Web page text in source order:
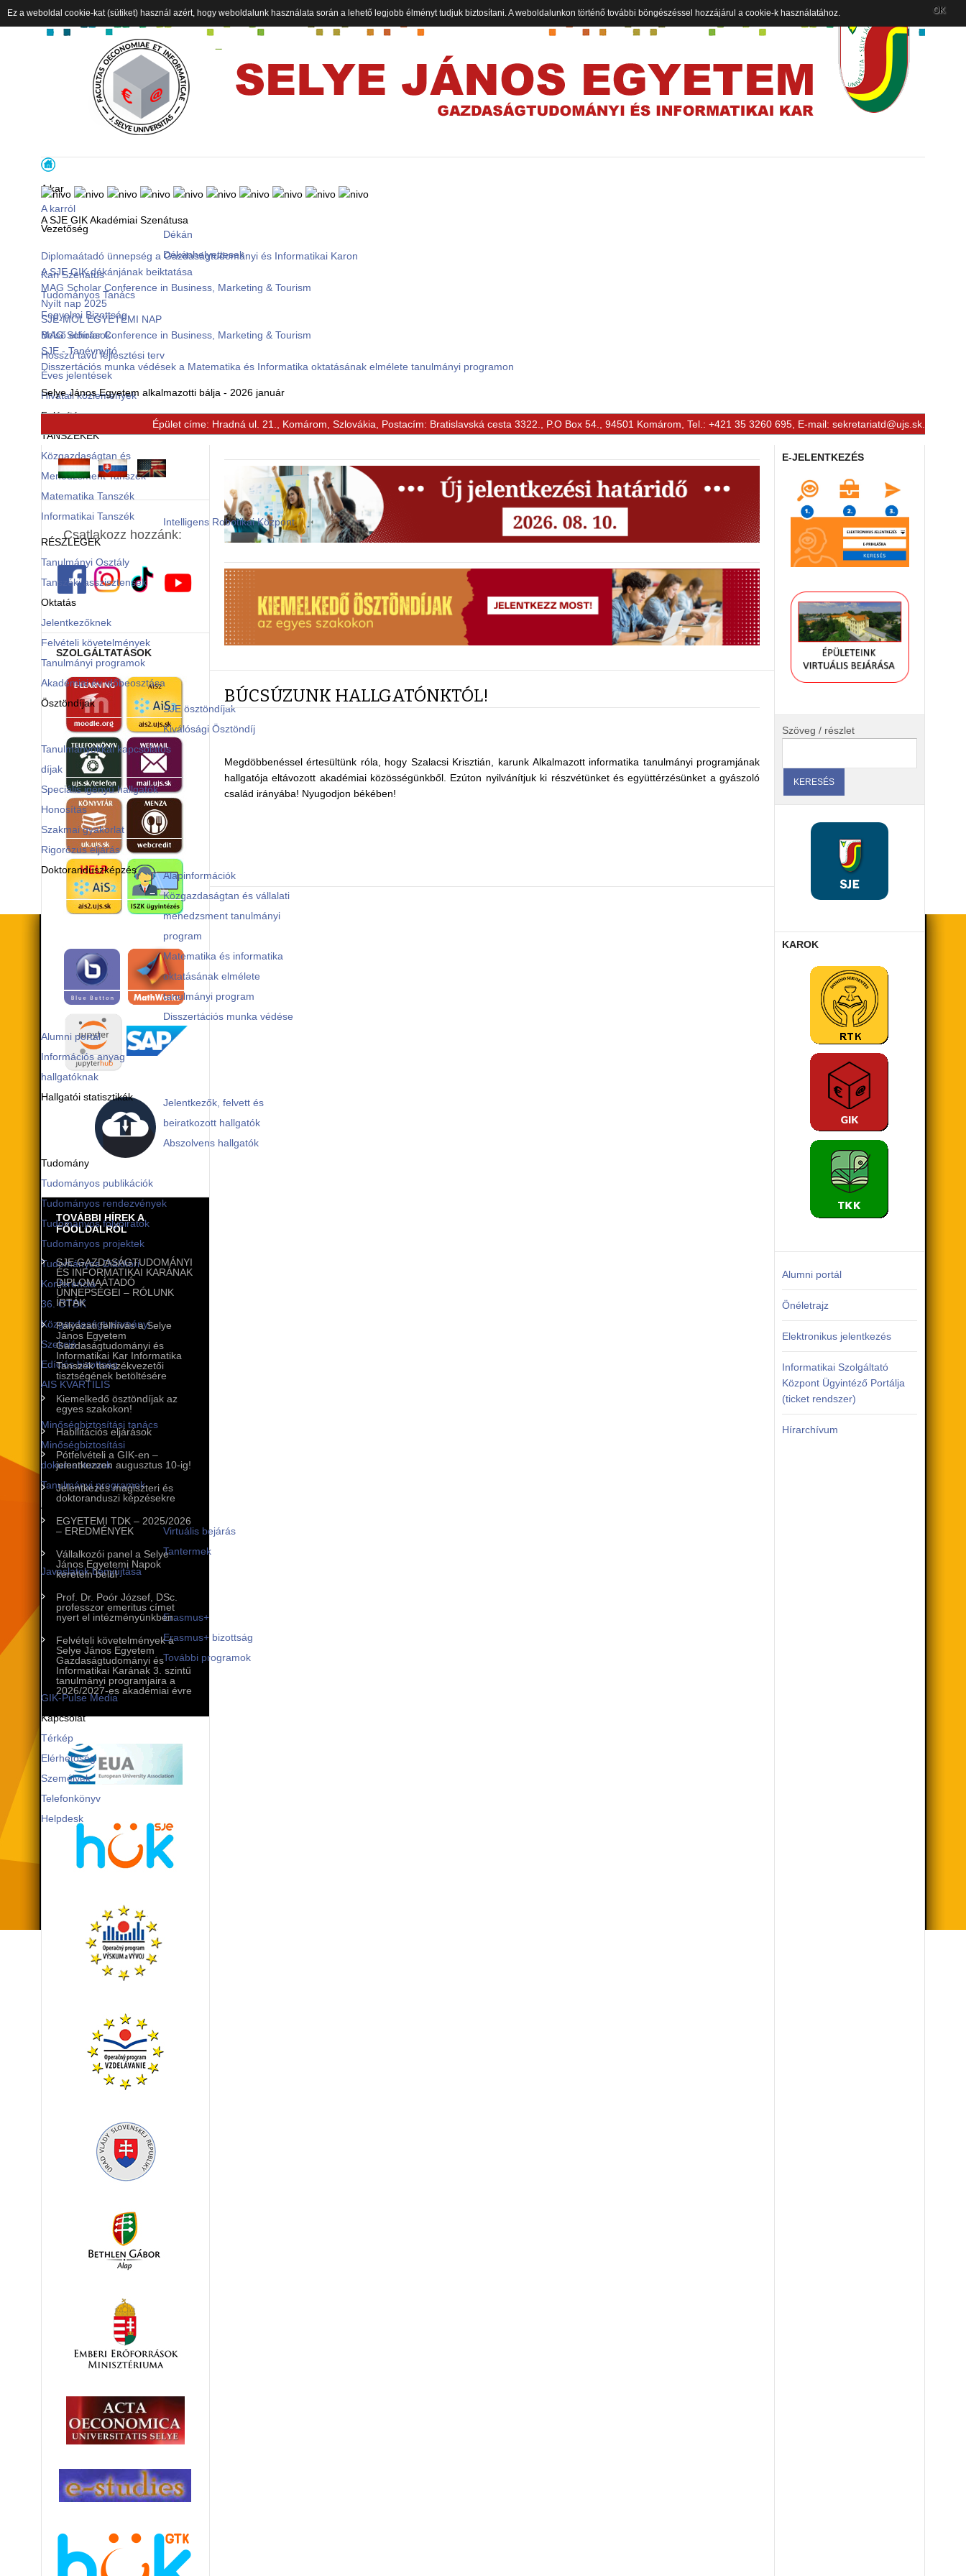
A kar
A karról
Vezetőség
Dékán
Dékánhelyettesek
Kari Szenátus
Tudományos Tanács
Fegyelmi Bizottság
Belső előírások
Hosszú távú fejlesztési terv
Éves jelentések
Hivatali közlemények
Felépítés
TANSZÉKEK
Közgazdaságtan és
Menedzsment Tanszék
Matematika Tanszék
Informatikai Tanszék
Intelligens Robotikai Központ
RÉSZLEGEK
Tanulmányi Osztály
Tanszéki asszisztensek
Oktatás
Jelentkezőknek
Felvételi követelmények
Tanulmányi programok
Akadémiai év időbeosztása
Ösztöndíjak
SJE ösztöndíjak
Kiválósági Ösztöndíj
Tanulmányokkal kapcsolatos
díjak
Speciális igényű hallgatók
Honosítás
Szakmai gyakorlat
Rigorózus eljárás
Doktoranduszképzés
Alapinformációk
Közgazdaságtan és vállalati
menedzsment tanulmányi
program
Matematika és informatika
oktatásának elmélete
tanulmányi program
Disszertációs munka védése
Alumni portál
Információs anyag
hallgatóknak
Hallgatói statisztikák
Jelentkezők, felvett és
beiratkozott hallgatók
Abszolvens hallgatók
Tudomány
Tudományos publikációk
Tudományos rendezvények
Tudományos folyóiratok
Tudományos projektek
Tudományos Diákköri
Konferencia
36. OTDK
Közgazdaságtudományi
Szekció
Edíciós bizottság
AIS KVARTILIS
Minőségbiztosítás
Minőségbiztosítási tanács
Minőségbiztosítási
dokumentumok
Tanulmányi programok
A tanulmányi programok
infrastruktúrája
Virtuális bejárás
Tantermek
Javaslatok benyújtása
Nemzetközi kapcsolatok
Mobilitási programok
Erasmus+
Erasmus+ bizottság
További programok
Kommunikáció és PR
GIK-Pulse Media
Kapcsolat
Térkép
Elérhetőség
Személyek
Telefonkönyv
Helpdesk
A SJE GIK Akadémiai Szenátusa
Diplomaátadó ünnepség a Gazdaságtudományi és Informatikai Karon
A SJE GIK dékánjának beiktatása
MAG Scholar Conference in Business, Marketing & Tourism
Nyílt nap 2025
SJE-MOL EGYETEMI NAP
MAG Scholar Conference in Business, Marketing & Tourism
SJE - Tanévnyitó
Disszertációs munka védések a Matematika és Informatika oktatásának elmélete tanulmányi programon
Selye János Egyetem alkalmazotti bálja - 2026 január
- byVinaGecko.com
Épület címe: Hradná ul. 21., Komárom, Szlovákia, Postacím: Bratislavská cesta 3322., P.O Box 54., 94501 Komárom, Tel.: +421 35 3260 695, E-mail: sekretariatd@ujs.sk
BÚCSÚZUNK HALLGATÓNKTÓL!
Megdöbbenéssel értesültünk róla, hogy Szalacsi Krisztián, karunk Alkalmazott informatika tanulmányi programjának
hallgatója eltávozott akadémiai közösségünkből. Ezúton nyilvánítjuk ki részvétünket és együttérzésünket a gyászoló
család irányába! Nyugodjon békében!
E-JELENTKEZÉS
Szöveg / részlet
KAROK
Alumni portál
Önéletrajz
Elektronikus jelentkezés
Informatikai Szolgáltató
Központ Ügyintéző Portálja
(ticket rendszer)
Hírarchívum
Csatlakozz hozzánk:
SZOLGÁLTATÁSOK
TOVÁBBI HÍREK A
FŐOLDALRÓL
SJE GAZDASÁGTUDOMÁNYI
ÉS INFORMATIKAI KARÁNAK
DIPLOMAÁTADÓ
ÜNNEPSÉGEI – RÓLUNK
ÍRTÁK
Pályázati felhívás a Selye
János Egyetem
Gazdaságtudományi és
Informatikai Kar Informatika
Tanszék tanszékvezetői
tisztségének betöltésére
Kiemelkedő ösztöndíjak az
egyes szakokon!
Habilitációs eljárások
Pótfelvételi a GIK-en –
jelentkezzen augusztus 10-ig!
Jelentkezés magiszteri és
doktoranduszi képzésekre
EGYETEMI TDK – 2025/2026
– EREDMÉNYEK
Vállalkozói panel a Selye
János Egyetemi Napok
keretein belül
Prof. Dr. Poór József, DSc.
professzor emeritus címet
nyert el intézményünkben
Felvételi követelmények a
Selye János Egyetem
Gazdaságtudományi és
Informatikai Karának 3. szintű
tanulmányi programjaira a
2026/2027-es akadémiai évre
Ez a weboldal cookie-kat (sütiket) használ azért, hogy weboldalunk használata során a lehető legjobb élményt tudjuk biztosítani. A weboldalunkon történő további böngészéssel hozzájárul a cookie-k használatához. OK